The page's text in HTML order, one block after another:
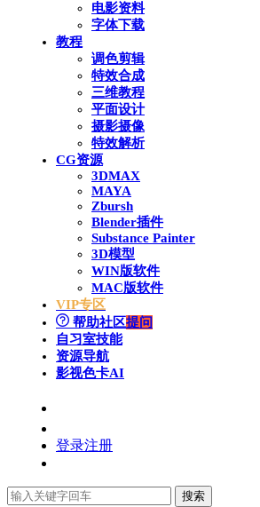
电影资料
字体下载
教程
调色剪辑
特效合成
三维教程
平面设计
摄影摄像
特效解析
CG资源
3DMAX
MAYA
Zbursh
Blender插件
Substance Painter
3D模型
WIN版软件
MAC版软件
VIP专区
帮助社区提问
自习室技能
资源导航
影视色卡AI
登录注册
搜索